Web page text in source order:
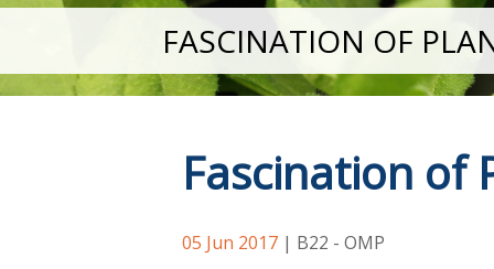
FASCINATION OF
Fascination of
05 Jun 2017| B22 - OMP